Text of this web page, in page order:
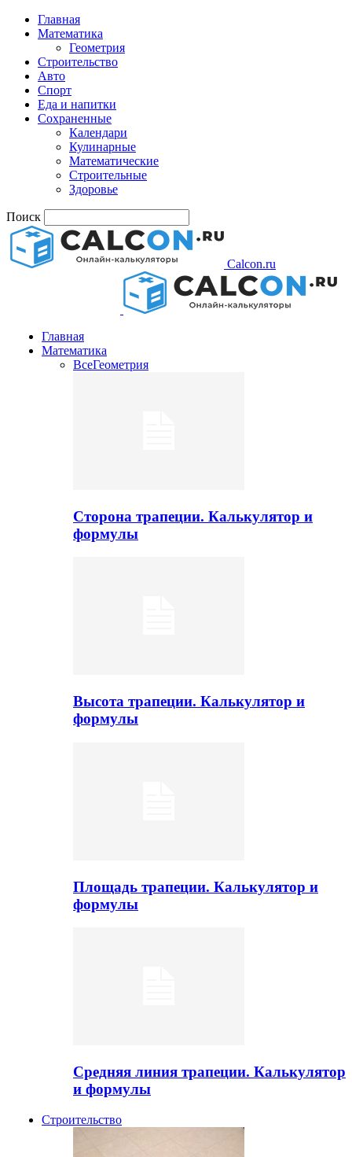
Главная
Математика
Геометрия
Строительство
Авто
Спорт
Еда и напитки
Сохраненные
Календари
Кулинарные
Математические
Строительные
Здоровье
Поиск
Calcon.ru
Главная
Математика
ВсеГеометрия
Сторона трапеции. Калькулятор и
формулы
Высота трапеции. Калькулятор и
формулы
Площадь трапеции. Калькулятор и
формулы
Средняя линия трапеции. Калькулятор
и формулы
Строительство